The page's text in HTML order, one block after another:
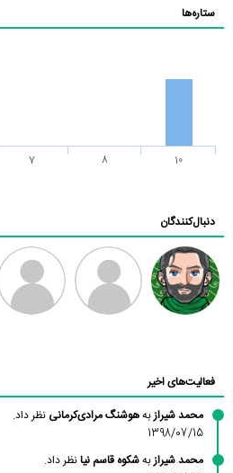
ستاره‌ها
7 8 10
دنبال‌کنندگان
فعالیت‌های اخیر
محمد شیرازبههوشنگ مرادی‌کرمانی نظر داد.
1398/07/15
محمد شیرازبهشکوه قاسم نیانظر داد.